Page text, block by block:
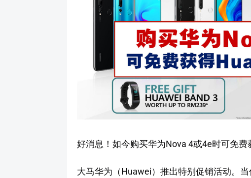
好消息！如今购买华为Nova 4或4e时可免费
大马华为（Huawei）推出特别促销活动。